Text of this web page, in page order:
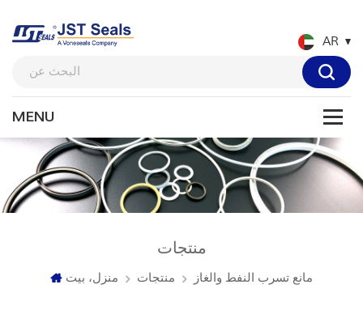
AR
منتجات
منزل، بيت منتجات مانع تسرب النفط والغاز